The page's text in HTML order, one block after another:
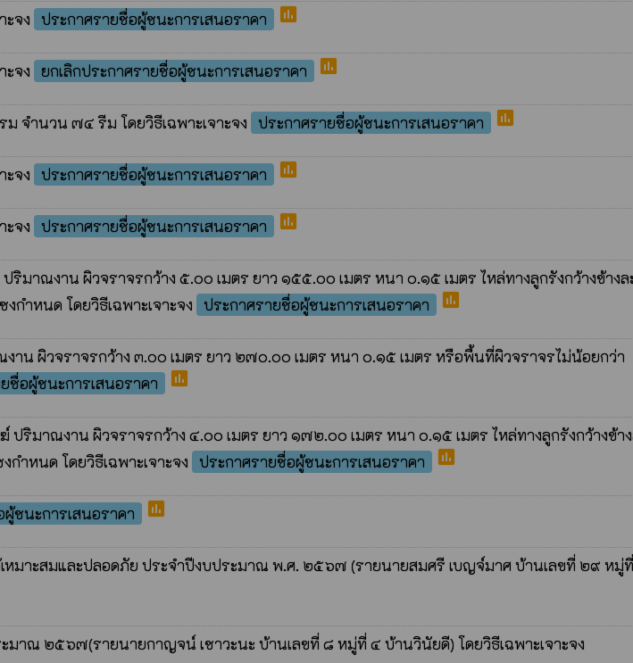
จง ประกาศรายชื่อผู้ชนะการเสนอราคา poll
จง ยกเลิกประกาศรายชื่อผู้ชนะการเสนอราคา poll
จำนวน ๗๔ รีม โดยวิธีเฉพาะเจาะจง ประกาศรายชื่อผู้ชนะการเสนอราคา poll
จง ประกาศรายชื่อผู้ชนะการเสนอราคา poll
จง ประกาศรายชื่อผู้ชนะการเสนอราคา poll
าณงาน ผิวจราจรกว้าง ๕.๐๐ เมตร ยาว ๑๕๕.๐๐ เมตร หนา ๐.๑๕ เมตร ไหล่ทางลูกรังกว้างข้างล
ำหนด โดยวิธีเฉพาะเจาะจง
ประกาศรายชื่อผู้ชนะการเสนอราคา poll
ผิวจราจรกว้าง ๓.๐๐ เมตร ยาว ๒๗๐.๐๐ เมตร หนา ๐.๑๕ เมตร หรือพื้นที่ผิวจราจรไม่น้อยกว่า
ชื่อผู้ชนะการเสนอราคา poll
มาณงาน ผิวจราจรกว้าง ๔.๐๐ เมตร ยาว ๑๗๒.๐๐ เมตร หนา ๐.๑๕ เมตร ไหล่ทางลูกรังกว้างข้า
ำหนด โดยวิธีเฉพาะเจาะจง
ประกาศรายชื่อผู้ชนะการเสนอราคา poll
ชนะการเสนอราคา poll
หมาะสมและปลอดภัย ประจำปีงบประมาณ พ.ศ. ๒๕๖๗ (รายนายสมศรี เบญจ์มาศ บ้านเลขที่ ๒๙ หมู่
าณ ๒๕๖๗(รายนายกาญจน์ เชาวะนะ บ้านเลขที่ ๘ หมู่ที่ ๔ บ้านวินัยดี) โดยวิธีเฉพาะเจาะจง